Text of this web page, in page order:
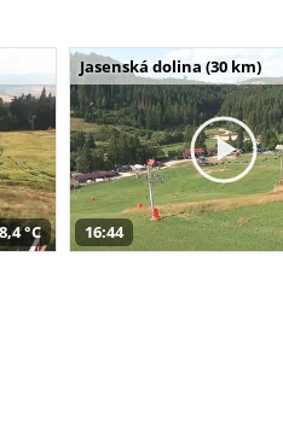
°C
Jasenská dolina (30 km)
16:44